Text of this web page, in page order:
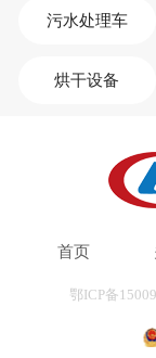
污水处理车
烘干设备
首页
鄂ICP备